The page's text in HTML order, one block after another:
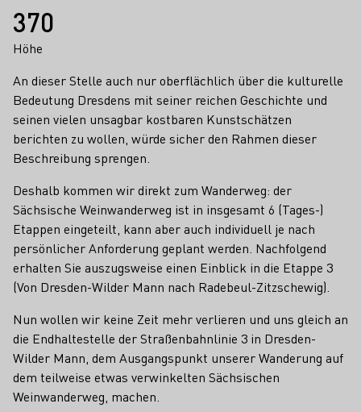
370
Höhe
An dieser Stelle auch nur oberflächlich über die kulturelle
Bedeutung Dresdens mit seiner reichen Geschichte und
seinen vielen unsagbar kostbaren Kunstschätzen
berichten zu wollen, würde sicher den Rahmen dieser
Beschreibung sprengen.
Deshalb kommen wir direkt zum Wanderweg: der
Sächsische Weinwanderweg ist in insgesamt 6 (Tages-)
Etappen eingeteilt, kann aber auch individuell je nach
persönlicher Anforderung geplant werden. Nachfolgend
erhalten Sie auszugsweise einen Einblick in die Etappe 3
(Von Dresden-Wilder Mann nach Radebeul-Zitzschewig).
Nun wollen wir keine Zeit mehr verlieren und uns gleich an
die Endhaltestelle der Straßenbahnlinie 3 in Dresden-
Wilder Mann, dem Ausgangspunkt unserer Wanderung auf
dem teilweise etwas verwinkelten Sächsischen
Weinwanderweg, machen.